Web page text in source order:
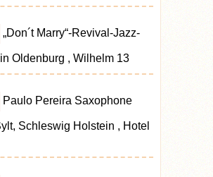
„Don´t Marry“-Revival-Jazz-
in Oldenburg , Wilhelm 13
Paulo Pereira Saxophone
Schleswig Holstein , Hotel